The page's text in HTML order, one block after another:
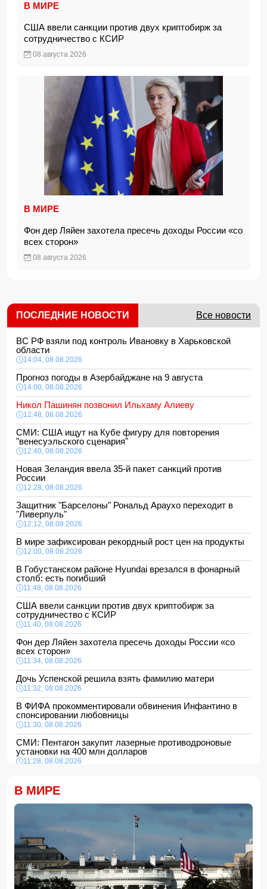
В МИРЕ
США ввели санкции против двух криптобирж за
сотрудничество с КСИР
08 августа 2026
В МИРЕ
Фон дер Ляйен захотела пресечь доходы России «со
всех сторон»
08 августа 2026
ПОСЛЕДНИЕ НОВОСТИ Все новости
ВС РФ взяли под контроль Ивановку в Харьковской
области
14:04, 08.08.2026
Прогноз погоды в Азербайджане на 9 августа
14:00, 08.08.2026
Никол Пашинян позвонил Ильхаму Алиеву
12:48, 08.08.2026
СМИ: США ищут на Кубе фигуру для повторения
"венесуэльского сценария"
12:40, 08.08.2026
Новая Зеландия ввела 35-й пакет санкций против
России
12:28, 08.08.2026
Защитник "Барселоны" Рональд Араухо переходит в
"Ливерпуль"
12:12, 08.08.2026
В мире зафиксирован рекордный рост цен на продукты
12:00, 08.08.2026
В Гобустанском районе Hyundai врезался в фонарный
столб: есть погибший
11:48, 08.08.2026
США ввели санкции против двух криптобирж за
сотрудничество с КСИР
11:40, 08.08.2026
Фон дер Ляйен захотела пресечь доходы России «со
всех сторон»
11:34, 08.08.2026
Дочь Успенской решила взять фамилию матери
11:32, 08.08.2026
В ФИФА прокомментировали обвинения Инфантино в
спонсировании любовницы
11:30, 08.08.2026
СМИ: Пентагон закупит лазерные противодроновые
установки на 400 млн долларов
11:28, 08.08.2026
11:24, 08.08.2026
Анна Седокова отреагировала на статус "черной вдовы"
11:22, 08.08.2026
Президент Пакистана принял посла Азербайджана
11:20, 08.08.2026
На Аляске произошло сильное землетрясение
11:16, 08.08.2026
В МИРЕ